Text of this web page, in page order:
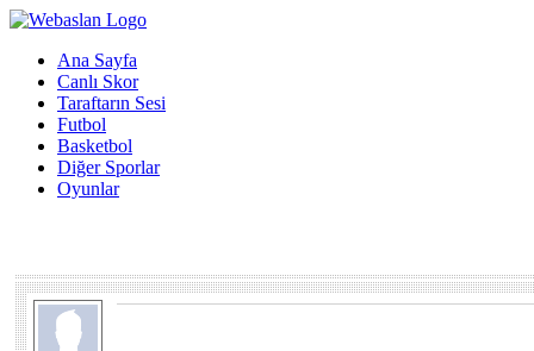
Ana Sayfa
Canlı Skor
Taraftarın Sesi
Futbol
Basketbol
Diğer Sporlar
Oyunlar